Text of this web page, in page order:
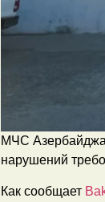
МЧС
нарушений
Как сообщает